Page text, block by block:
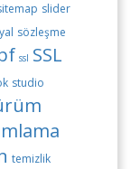
slider
sözleşme
ssl SSL
studio
temizlik